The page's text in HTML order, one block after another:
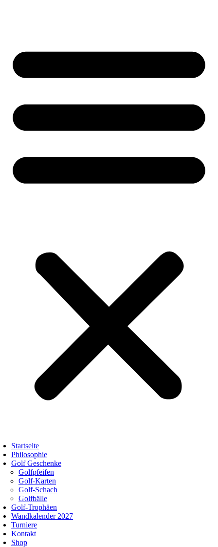
Startseite
Philosophie
Golf Geschenke
Golfpfeifen
Golf-Karten
Golf-Schach
Golfbälle
Golf-Trophäen
Wandkalender 2027
Turniere
Kontakt
Shop